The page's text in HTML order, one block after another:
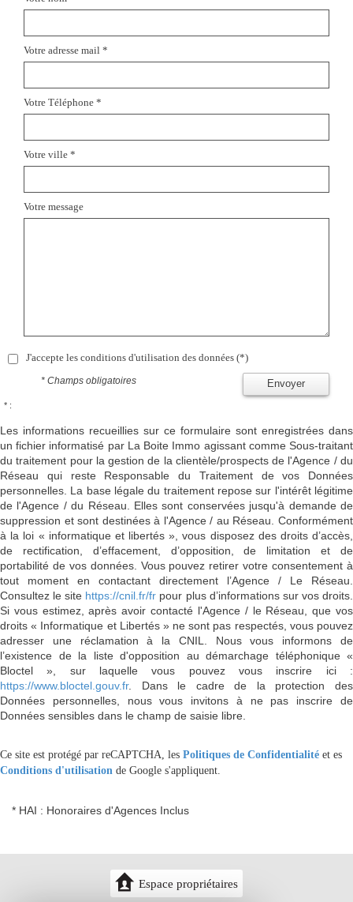
Votre adresse mail *
Votre Téléphone *
Votre ville *
Votre message
J'accepte les conditions d'utilisation des données (*)
Envoyer
* Champs obligatoires
* :
Les informations recueillies sur ce formulaire sont enregistrées dans
un fichier informatisé par La Boite Immo agissant comme Sous-traitant
du traitement pour la gestion de la clientèle/prospects de l'Agence / du
Réseau qui reste Responsable du Traitement de vos Données
personnelles. La base légale du traitement repose sur l'intérêt légitime
de l'Agence / du Réseau. Elles sont conservées jusqu'à demande de
suppression et sont destinées à l'Agence / au Réseau. Conformément
à la loi « informatique et libertés », vous disposez des droits d’accès,
de rectification, d’effacement, d’opposition, de limitation et de
portabilité de vos données. Vous pouvez retirer votre consentement à
tout moment en contactant directement l’Agence / Le Réseau.
Consultez le site https://cnil.fr/fr pour plus d’informations sur vos droits.
Si vous estimez, après avoir contacté l'Agence / le Réseau, que vos
droits « Informatique et Libertés » ne sont pas respectés, vous pouvez
adresser une réclamation à la CNIL. Nous vous informons de
l’existence de la liste d'opposition au démarchage téléphonique «
Bloctel », sur laquelle vous pouvez vous inscrire ici :
https://www.bloctel.gouv.fr. Dans le cadre de la protection des
Données personnelles, nous vous invitons à ne pas inscrire de
Données sensibles dans le champ de saisie libre.
Ce site est protégé par reCAPTCHA, les Politiques de Confidentialité et es
Conditions d'utilisation de Google s'appliquent.
* HAI : Honoraires d'Agences Inclus
Espace propriétaires